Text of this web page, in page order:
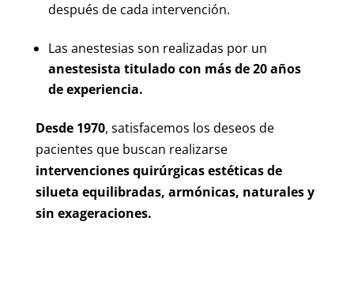
después de cada intervención.
Las anestesias son realizadas por un
anestesista titulado con más de 20 años
de experiencia.
Desde 1970, satisfacemos los deseos de
pacientes que buscan realizarse
intervenciones quirúrgicas estéticas de
silueta equilibradas, armónicas, naturales y
sin exageraciones.